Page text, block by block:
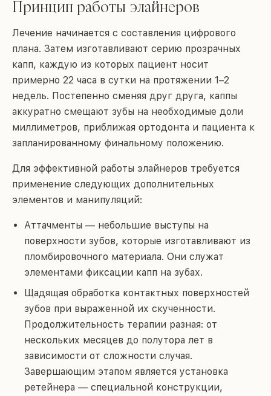
Принцип работы элайнеров
Лечение начинается с составления цифрового
плана. Затем изготавливают серию прозрачных
капп, каждую из которых пациент носит
примерно 22 часа в сутки на протяжении 1–2
недель. Постепенно сменяя друг друга, каппы
аккуратно смещают зубы на необходимые доли
миллиметров, приближая ортодонта и пациента к
запланированному финальному положению.
Для эффективной работы элайнеров требуется
применение следующих дополнительных
элементов и манипуляций:
Аттачменты — небольшие выступы на
поверхности зубов, которые изготавливают из
пломбировочного материала. Они служат
элементами фиксации капп на зубах.
Щадящая обработка контактных поверхностей
зубов при выраженной их скученности.
Продолжительность терапии разная: от
нескольких месяцев до полутора лет в
зависимости от сложности случая.
Завершающим этапом является установка
ретейнера — специальной конструкции,